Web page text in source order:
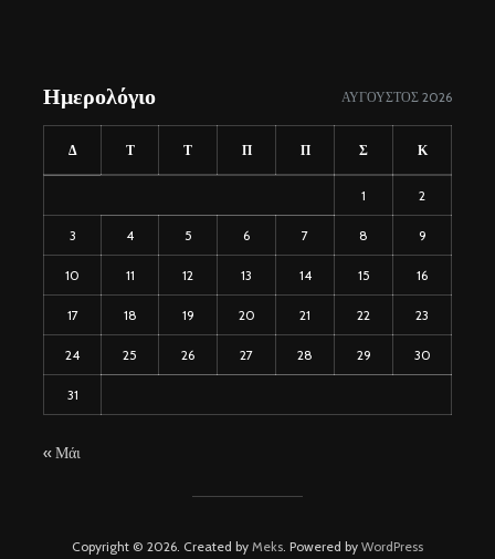
Ημερολόγιο ΑΎΓΟΥΣΤΟΣ 2026
Δ Τ Τ Π Π Σ Κ
1 2
3 4 5 6 7 8 9
10 11 12 13 14 15 16
17 18 19 20 21 22 23
24 25 26 27 28 29 30
31
« Μάι
Copyright © 2026. Created by Meks. Powered by WordPress